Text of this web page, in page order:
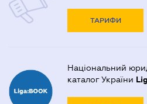
ТАРИФИ
Національний
каталог України